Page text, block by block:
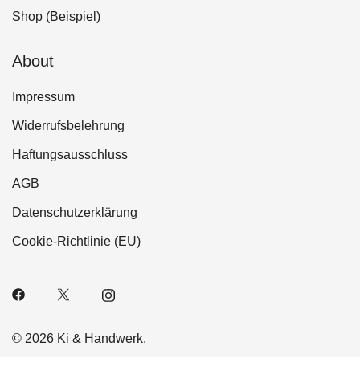
Shop (Beispiel)
About
Impressum
Widerrufsbelehrung
Haftungsausschluss
AGB
Datenschutzerklärung
Cookie-Richtlinie (EU)
© 2026 Ki & Handwerk.